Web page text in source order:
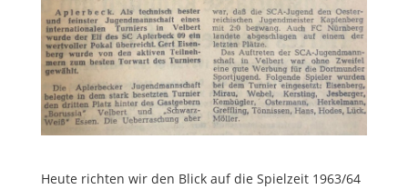
Heute richten wir den Blick auf die Spielzeit 1963/64